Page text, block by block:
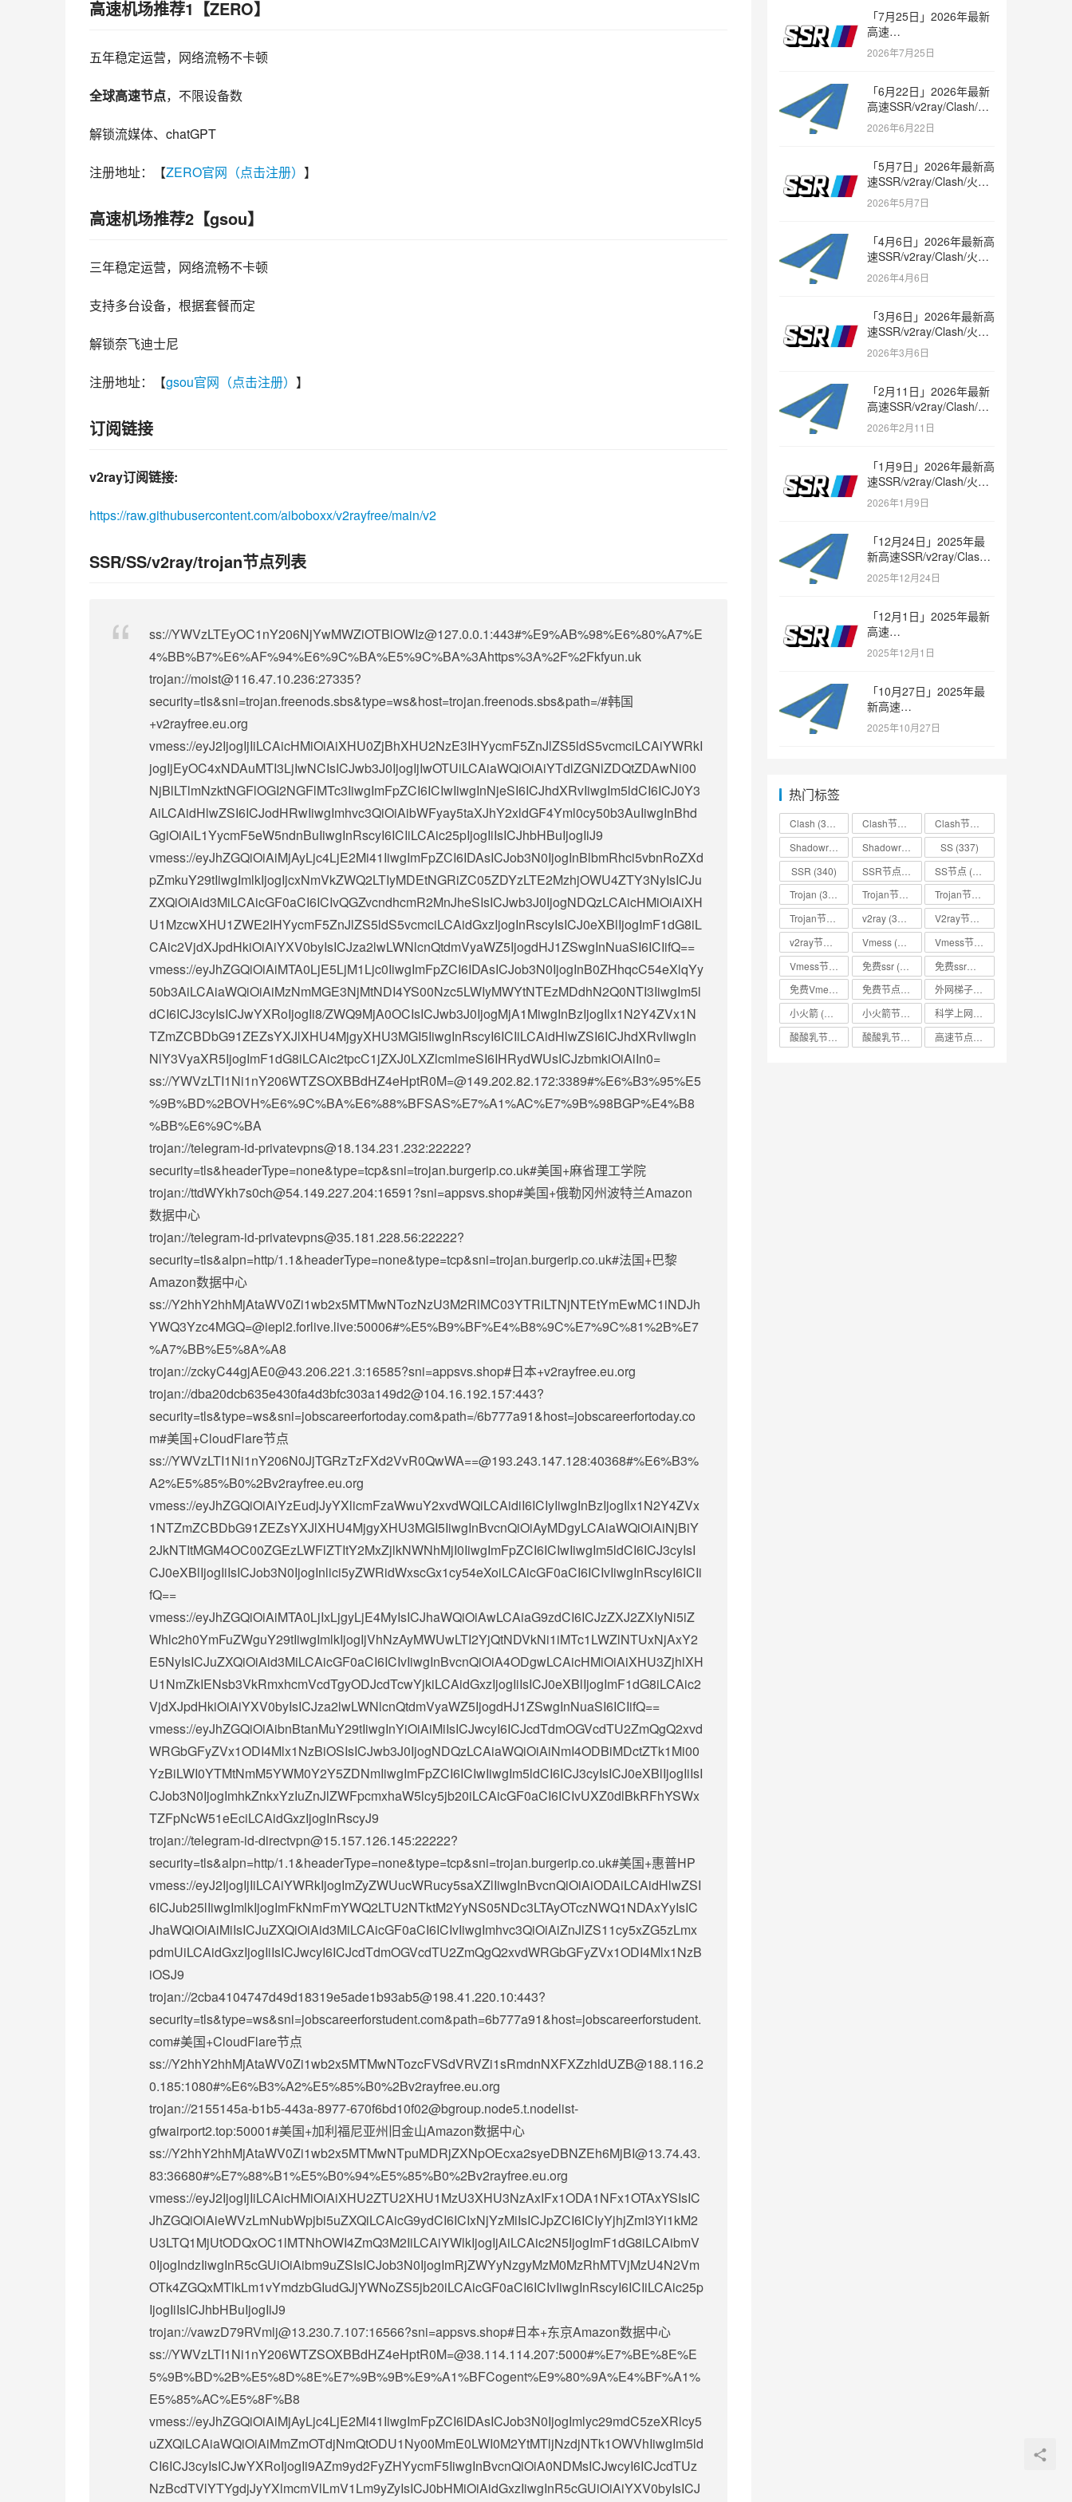
高速机场推荐1【ZERO】
五年稳定运营，网络流畅不卡顿
全球高速节点，不限设备数
解锁流媒体、chatGPT
注册地址：【ZERO官网（点击注册） 】
高速机场推荐2【gsou】
三年稳定运营，网络流畅不卡顿
支持多台设备，根据套餐而定
解锁奈飞迪士尼
注册地址：【gsou官网（点击注册） 】
订阅链接
v2ray订阅链接:
https://raw.githubusercontent.com/aiboboxx/v2rayfree/main/v2
SSR/SS/v2ray/trojan节点列表
ss://YWVzLTEyOC1nY206NjYwMWZiOTBlOWIz@127.0.0.1:443#%E9%AB%98%E6%80%A7%E
4%BB%B7%E6%AF%94%E6%9C%BA%E5%9C%BA%3Ahttps%3A%2F%2Fkfyun.uk
trojan://moist@116.47.10.236:27335?
security=tls&sni=trojan.freenods.sbs&type=ws&host=trojan.freenods.sbs&path=/#韩国
+v2rayfree.eu.org
vmess://eyJ2IjogIjIiLCAicHMiOiAiXHU0ZjBhXHU2NzE3IHYycmF5ZnJlZS5ldS5vcmciLCAiYWRkI
jogIjEyOC4xNDAuMTI3LjIwNCIsICJwb3J0IjogIjIwOTUiLCAiaWQiOiAiYTdlZGNlZDQtZDAwNi00
NjBlLTlmNzktNGFlOGI2NGFlMTc3IiwgImFpZCI6ICIwIiwgInNjeSI6ICJhdXRvIiwgIm5ldCI6ICJ0Y3
AiLCAidHlwZSI6ICJodHRwIiwgImhvc3QiOiAibWFyay5taXJhY2xldGF4Yml0cy50b3AuIiwgInBhd
GgiOiAiL1YycmF5eW5ndnBuIiwgInRscyI6ICIiLCAic25pIjogIiIsICJhbHBuIjogIiJ9
vmess://eyJhZGQiOiAiMjAyLjc4LjE2Mi41IiwgImFpZCI6IDAsICJob3N0IjogInBlbmRhci5vbnRoZXd
pZmkuY29tIiwgImlkIjogIjcxNmVkZWQ2LTIyMDEtNGRiZC05ZDYzLTE2MzhjOWU4ZTY3NyIsICJu
ZXQiOiAid3MiLCAicGF0aCI6ICIvQGZvcndhcmR2MnJheSIsICJwb3J0IjogNDQzLCAicHMiOiAiXH
U1MzcwXHU1ZWE2IHYycmF5ZnJlZS5ldS5vcmciLCAidGxzIjogInRscyIsICJ0eXBlIjogImF1dG8iL
CAic2VjdXJpdHkiOiAiYXV0byIsICJza2lwLWNlcnQtdmVyaWZ5IjogdHJ1ZSwgInNuaSI6ICIifQ==
vmess://eyJhZGQiOiAiMTA0LjE5LjM1Ljc0IiwgImFpZCI6IDAsICJob3N0IjogInB0ZHhqcC54eXlqYy
50b3AiLCAiaWQiOiAiMzNmMGE3NjMtNDI4YS00Nzc5LWIyMWYtNTEzMDdhN2Q0NTI3IiwgIm5l
dCI6ICJ3cyIsICJwYXRoIjogIi8/ZWQ9MjA0OCIsICJwb3J0IjogMjA1MiwgInBzIjogIlx1N2Y4ZVx1N
TZmZCBDbG91ZEZsYXJlXHU4MjgyXHU3MGI5IiwgInRscyI6ICIiLCAidHlwZSI6ICJhdXRvIiwgIn
NlY3VyaXR5IjogImF1dG8iLCAic2tpcC1jZXJ0LXZlcmlmeSI6IHRydWUsICJzbmkiOiAiIn0=
ss://YWVzLTI1Ni1nY206WTZSOXBBdHZ4eHptR0M=@149.202.82.172:3389#%E6%B3%95%E5
%9B%BD%2BOVH%E6%9C%BA%E6%88%BFSAS%E7%A1%AC%E7%9B%98BGP%E4%B8
%BB%E6%9C%BA
trojan://telegram-id-privatevpns@18.134.231.232:22222?
security=tls&headerType=none&type=tcp&sni=trojan.burgerip.co.uk#美国+麻省理工学院
trojan://ttdWYkh7s0ch@54.149.227.204:16591?sni=appsvs.shop#美国+俄勒冈州波特兰Amazon
数据中心
trojan://telegram-id-privatevpns@35.181.228.56:22222?
security=tls&alpn=http/1.1&headerType=none&type=tcp&sni=trojan.burgerip.co.uk#法国+巴黎
Amazon数据中心
ss://Y2hhY2hhMjAtaWV0Zi1wb2x5MTMwNTozNzU3M2RlMC03YTRiLTNjNTEtYmEwMC1iNDJh
YWQ3Yzc4MGQ=@iepl2.forlive.live:50006#%E5%B9%BF%E4%B8%9C%E7%9C%81%2B%E7
%A7%BB%E5%8A%A8
trojan://zckyC44gjAE0@43.206.221.3:16585?sni=appsvs.shop#日本+v2rayfree.eu.org
trojan://dba20dcb635e430fa4d3bfc303a149d2@104.16.192.157:443?
security=tls&type=ws&sni=jobscareerfortoday.com&path=/6b777a91&host=jobscareerfortoday.co
m#美国+CloudFlare节点
ss://YWVzLTI1Ni1nY206N0JjTGRzTzFXd2VvR0QwWA==@193.243.147.128:40368#%E6%B3%
A2%E5%85%B0%2Bv2rayfree.eu.org
vmess://eyJhZGQiOiAiYzEudjJyYXlicmFzaWwuY2xvdWQiLCAidiI6ICIyIiwgInBzIjogIlx1N2Y4ZVx
1NTZmZCBDbG91ZEZsYXJlXHU4MjgyXHU3MGI5IiwgInBvcnQiOiAyMDgyLCAiaWQiOiAiNjBiY
2JkNTItMGM4OC00ZGEzLWFlZTItY2MxZjlkNWNhMjI0IiwgImFpZCI6ICIwIiwgIm5ldCI6ICJ3cyIsI
CJ0eXBlIjogIiIsICJob3N0IjogInlici5yZWRidWxscGx1cy54eXoiLCAicGF0aCI6ICIvIiwgInRscyI6ICIi
fQ==
vmess://eyJhZGQiOiAiMTA0LjIxLjgyLjE4MyIsICJhaWQiOiAwLCAiaG9zdCI6ICJzZXJ2ZXIyNi5iZ
Whlc2h0YmFuZWguY29tIiwgImlkIjogIjVhNzAyMWUwLTI2YjQtNDVkNi1iMTc1LWZlNTUxNjAxY2
E5NyIsICJuZXQiOiAid3MiLCAicGF0aCI6ICIvIiwgInBvcnQiOiA4ODgwLCAicHMiOiAiXHU3ZjhlXH
U1NmZkIENsb3VkRmxhcmVcdTgyODJcdTcwYjkiLCAidGxzIjogIiIsICJ0eXBlIjogImF1dG8iLCAic2
VjdXJpdHkiOiAiYXV0byIsICJza2lwLWNlcnQtdmVyaWZ5IjogdHJ1ZSwgInNuaSI6ICIifQ==
vmess://eyJhZGQiOiAibnBtanMuY29tIiwgInYiOiAiMiIsICJwcyI6ICJcdTdmOGVcdTU2ZmQgQ2xvd
WRGbGFyZVx1ODI4Mlx1NzBiOSIsICJwb3J0IjogNDQzLCAiaWQiOiAiNmI4ODBiMDctZTk1Mi00
YzBiLWI0YTMtNmM5YWM0Y2Y5ZDNmIiwgImFpZCI6ICIwIiwgIm5ldCI6ICJ3cyIsICJ0eXBlIjogIiIsI
CJob3N0IjogImhkZnkxYzIuZnJlZWFpcmxhaW5lcy5jb20iLCAicGF0aCI6ICIvUXZ0dlBkRFhYSWx
TZFpNcW51eEciLCAidGxzIjogInRscyJ9
trojan://telegram-id-directvpn@15.157.126.145:22222?
security=tls&alpn=http/1.1&headerType=none&type=tcp&sni=trojan.burgerip.co.uk#美国+惠普HP
vmess://eyJ2IjogIjIiLCAiYWRkIjogImZyZWUucWRucy5saXZlIiwgInBvcnQiOiAiODAiLCAidHlwZSI
6ICJub25lIiwgImlkIjogImFkNmFmYWQ2LTU2NTktM2YyNS05NDc3LTAyOTczNWQ1NDAxYyIsIC
JhaWQiOiAiMiIsICJuZXQiOiAid3MiLCAicGF0aCI6ICIvIiwgImhvc3QiOiAiZnJlZS11cy5xZG5zLmx
pdmUiLCAidGxzIjogIiIsICJwcyI6ICJcdTdmOGVcdTU2ZmQgQ2xvdWRGbGFyZVx1ODI4Mlx1NzB
iOSJ9
trojan://2cba4104747d49d18319e5ade1b93ab5@198.41.220.10:443?
security=tls&type=ws&sni=jobscareerforstudent.com&path=6b777a91&host=jobscareerforstudent.
com#美国+CloudFlare节点
ss://Y2hhY2hhMjAtaWV0Zi1wb2x5MTMwNTozcFVSdVRVZi1sRmdnNXFXZzhldUZB@188.116.2
0.185:1080#%E6%B3%A2%E5%85%B0%2Bv2rayfree.eu.org
trojan://2155145a-b1b5-443a-8977-670f6bd10f02@bgroup.node5.t.nodelist-
gfwairport2.top:50001#美国+加利福尼亚州旧金山Amazon数据中心
ss://Y2hhY2hhMjAtaWV0Zi1wb2x5MTMwNTpuMDRjZXNpOEcxa2syeDBNZEh6MjBI@13.74.43.
83:36680#%E7%88%B1%E5%B0%94%E5%85%B0%2Bv2rayfree.eu.org
vmess://eyJ2IjogIjIiLCAicHMiOiAiXHU2ZTU2XHU1MzU3XHU3NzAxIFx1ODA1NFx1OTAxYSIsIC
JhZGQiOiAieWVzLmNubWpjbi5uZXQiLCAicG9ydCI6ICIxNjYzMiIsICJpZCI6ICIyYjhjZmI3Yi1kM2
U3LTQ1MjUtODQxOC1lMTNhOWI4ZmQ3M2IiLCAiYWlkIjogIjAiLCAic2N5IjogImF1dG8iLCAibmV
0IjogIndzIiwgInR5cGUiOiAibm9uZSIsICJob3N0IjogImRjZWYyNzgyMzM0MzRhMTVjMzU4N2Vm
OTk4ZGQxMTlkLm1vYmdzbGIudGJjYWNoZS5jb20iLCAicGF0aCI6ICIvIiwgInRscyI6ICIiLCAic25p
IjogIiIsICJhbHBuIjogIiJ9
trojan://vawzD79RVmlj@13.230.7.107:16566?sni=appsvs.shop#日本+东京Amazon数据中心
ss://YWVzLTI1Ni1nY206WTZSOXBBdHZ4eHptR0M=@38.114.114.207:5000#%E7%BE%8E%E
5%9B%BD%2B%E5%8D%8E%E7%9B%9B%E9%A1%BFCogent%E9%80%9A%E4%BF%A1%
E5%85%AC%E5%8F%B8
vmess://eyJhZGQiOiAiMjAyLjc4LjE2Mi41IiwgImFpZCI6IDAsICJob3N0IjogImlyc29mdC5zeXRlcy5
uZXQiLCAiaWQiOiAiMmZmOTdjNmQtODU1Ny00MmE0LWI0M2YtMTljNzdjNTk1OWVhIiwgIm5ld
CI6ICJ3cyIsICJwYXRoIjogIi9AZm9yd2FyZHYycmF5IiwgInBvcnQiOiA0NDMsICJwcyI6ICJcdTUz
NzBcdTVlYTYgdjJyYXlmcmVlLmV1Lm9yZyIsICJ0bHMiOiAidGxzIiwgInR5cGUiOiAiYXV0byIsICJ
「7月25日」2026年最新
高速
SSR/v2ray/Clash/trojan
节点免费分享
2026年7月25日
「6月22日」2026年最新
高速SSR/v2ray/Clash/火
箭节点免费分享
2026年6月22日
「5月7日」2026年最新高
速SSR/v2ray/Clash/火箭
节点免费分享
2026年5月7日
「4月6日」2026年最新高
速SSR/v2ray/Clash/火箭
节点免费分享
2026年4月6日
「3月6日」2026年最新高
速SSR/v2ray/Clash/火箭
节点免费分享
2026年3月6日
「2月11日」2026年最新
高速SSR/v2ray/Clash/火
箭节点免费分享
2026年2月11日
「1月9日」2026年最新高
速SSR/v2ray/Clash/火箭
节点免费分享
2026年1月9日
「12月24日」2025年最
新高速SSR/v2ray/Clash/
火箭节点免费分享
2025年12月24日
「12月1日」2025年最新
高速
SSR/v2ray/Clash/trojan
节点免费分享
2025年12月1日
「10月27日」2025年最
新高速
SSR/v2ray/Clash/trojan
节点免费分享
2025年10月27日
热门标签
Clash (338)
(336) (333)
SS (337)
SSR (340) SS节点 (335)
Trojan (333)
(332)
v2ray (337)
(334)
Vmess (330)
(330)
免费ssr (318)
(330)
小火箭 (337) (334)
(318) (318)